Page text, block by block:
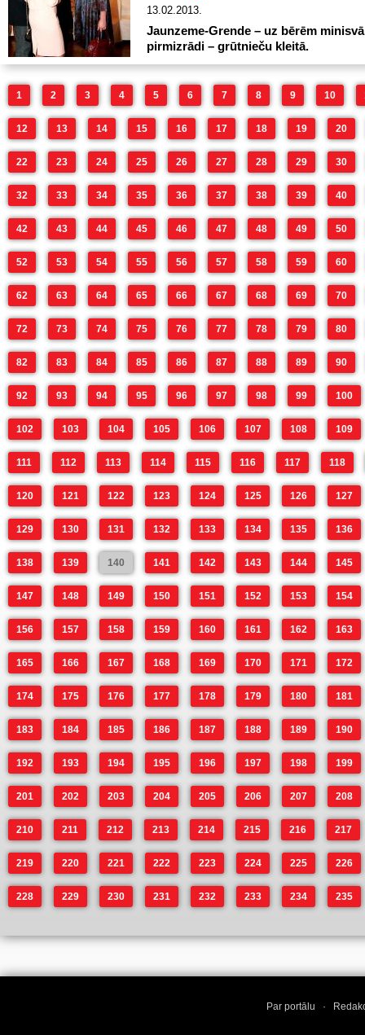
13.02.2013.
Jaunzeme-Grende – uz bērēm
pirmizrādi – grūtnieču kleitā.
1 2 3 4 5 6 7 8 9 10
12 13 14 15 16 17 18 19 20
22 23 24 25 26 27 28 29 30
32 33 34 35 36 37 38 39 40
42 43 44 45 46 47 48 49 50
52 53 54 55 56 57 58 59 60
62 63 64 65 66 67 68 69 70
72 73 74 75 76 77 78 79 80
82 83 84 85 86 87 88 89 90
92 93 94 95 96 97 98 99 100
102 103 104 105 106 107 108 109
111 112 113 114 115 116 117 118
120 121 122 123 124 125 126 127
129 130 131 132 133 134 135 136
138 139 140 141 142 143 144 145
147 148 149 150 151 152 153 154
156 157 158 159 160 161 162 163
165 166 167 168 169 170 171 172
174 175 176 177 178 179 180 181
183 184 185 186 187 188 189 190
192 193 194 195 196 197 198 199
201 202 203 204 205 206 207 208
210 211 212 213 214 215 216 217
219 220 221 222 223 224 225 226
228 229 230 231 232 233 234 235
Par portālu ·